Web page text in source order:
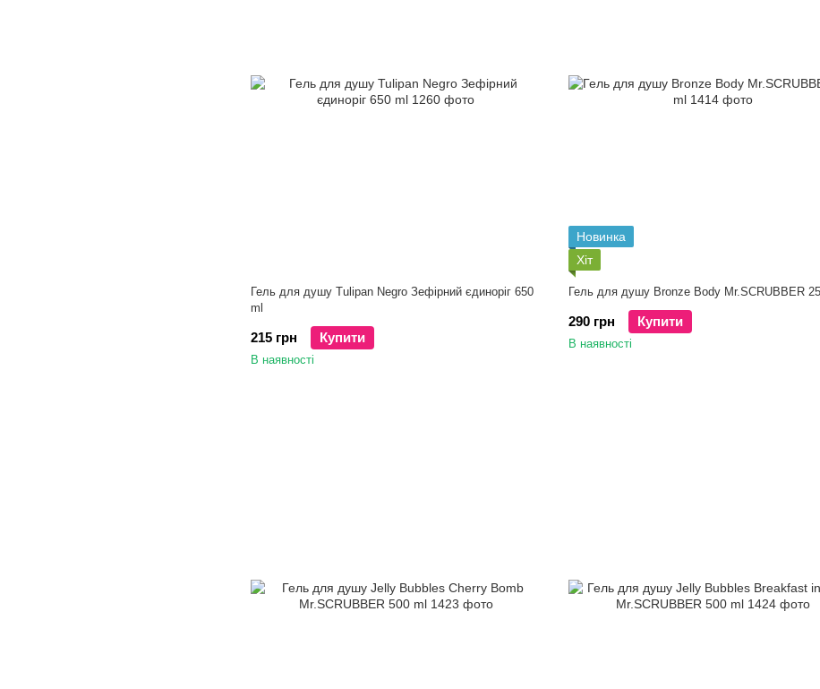
Гель для душу Tulipan Negro Зефірний єдиноріг 650
ml
215 грн Купити
В наявності
Новинка
Хіт
Гель для душу Bronze Body Mr.SCRUBBER
290 грн Купити
В наявності